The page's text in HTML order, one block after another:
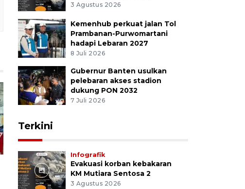
3 Agustus 2026
Kemenhub perkuat jalan Tol
Prambanan-Purwomartani
hadapi Lebaran 2027
8 Juli 2026
Gubernur Banten usulkan
pelebaran akses stadion
dukung PON 2032
7 Juli 2026
Terkini
Infografik
Evakuasi korban kebakaran
KM Mutiara Sentosa 2
3 Agustus 2026